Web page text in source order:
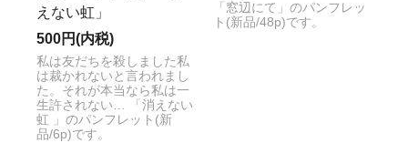
えない虹」
500円(内税)
私は友だちを殺しました私
は裁かれないと言われまし
た。それが本当なら私は一
生許されない… 「消えない
虹 」のパンフレット(新
品/6p)です。
「窓辺にて」のパンフレッ
ト(新品/48p)です。